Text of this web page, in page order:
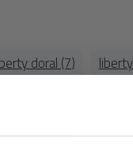
doral (7)